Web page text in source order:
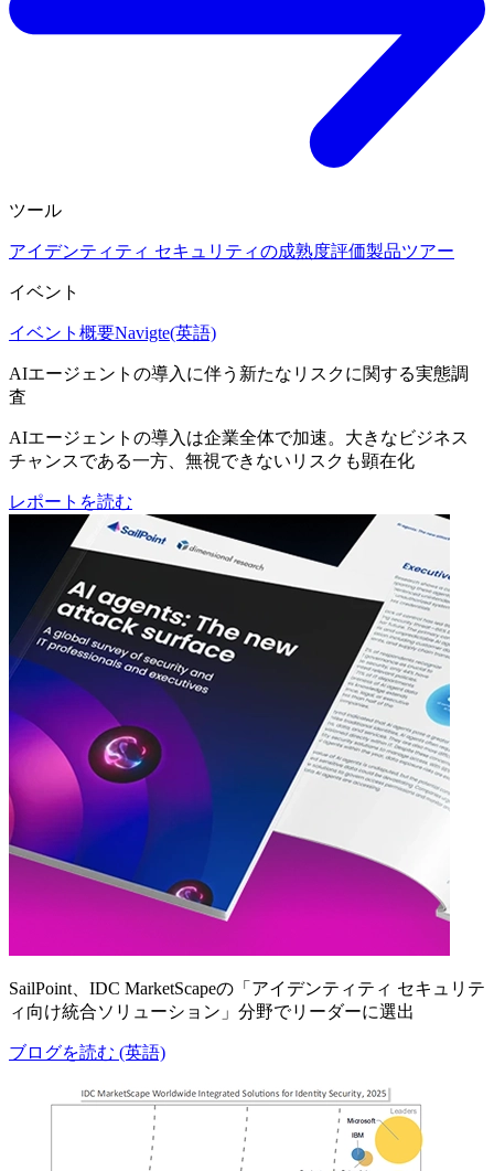
ツール
アイデンティティ セキュリティの成熟度評価製品ツアー
イベント
イベント概要Navigte(英語)
AIエージェントの導入に伴う新たなリスクに関する実態調
査
AIエージェントの導入は企業全体で加速。大きなビジネス
チャンスである一方、無視できないリスクも顕在化
レポートを読む
SailPoint、IDC MarketScapeの「アイデンティティ セキュリテ
ィ向け統合ソリューション」分野でリーダーに選出
ブログを読む (英語)